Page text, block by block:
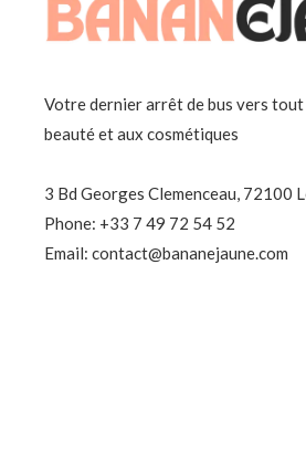
Votre dernier arrêt de bus vers tout
beauté et aux cosmétiques
3 Bd Georges Clemenceau, 72100
Phone: +33 7 49 72 54 52
Email: contact@bananejaune.com